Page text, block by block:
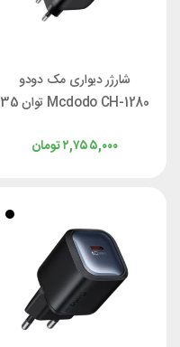
شارژر دیواری مک دودو
Mcdodo CH-1280 توان 35
تومان۲,۷۵۵,۰۰۰